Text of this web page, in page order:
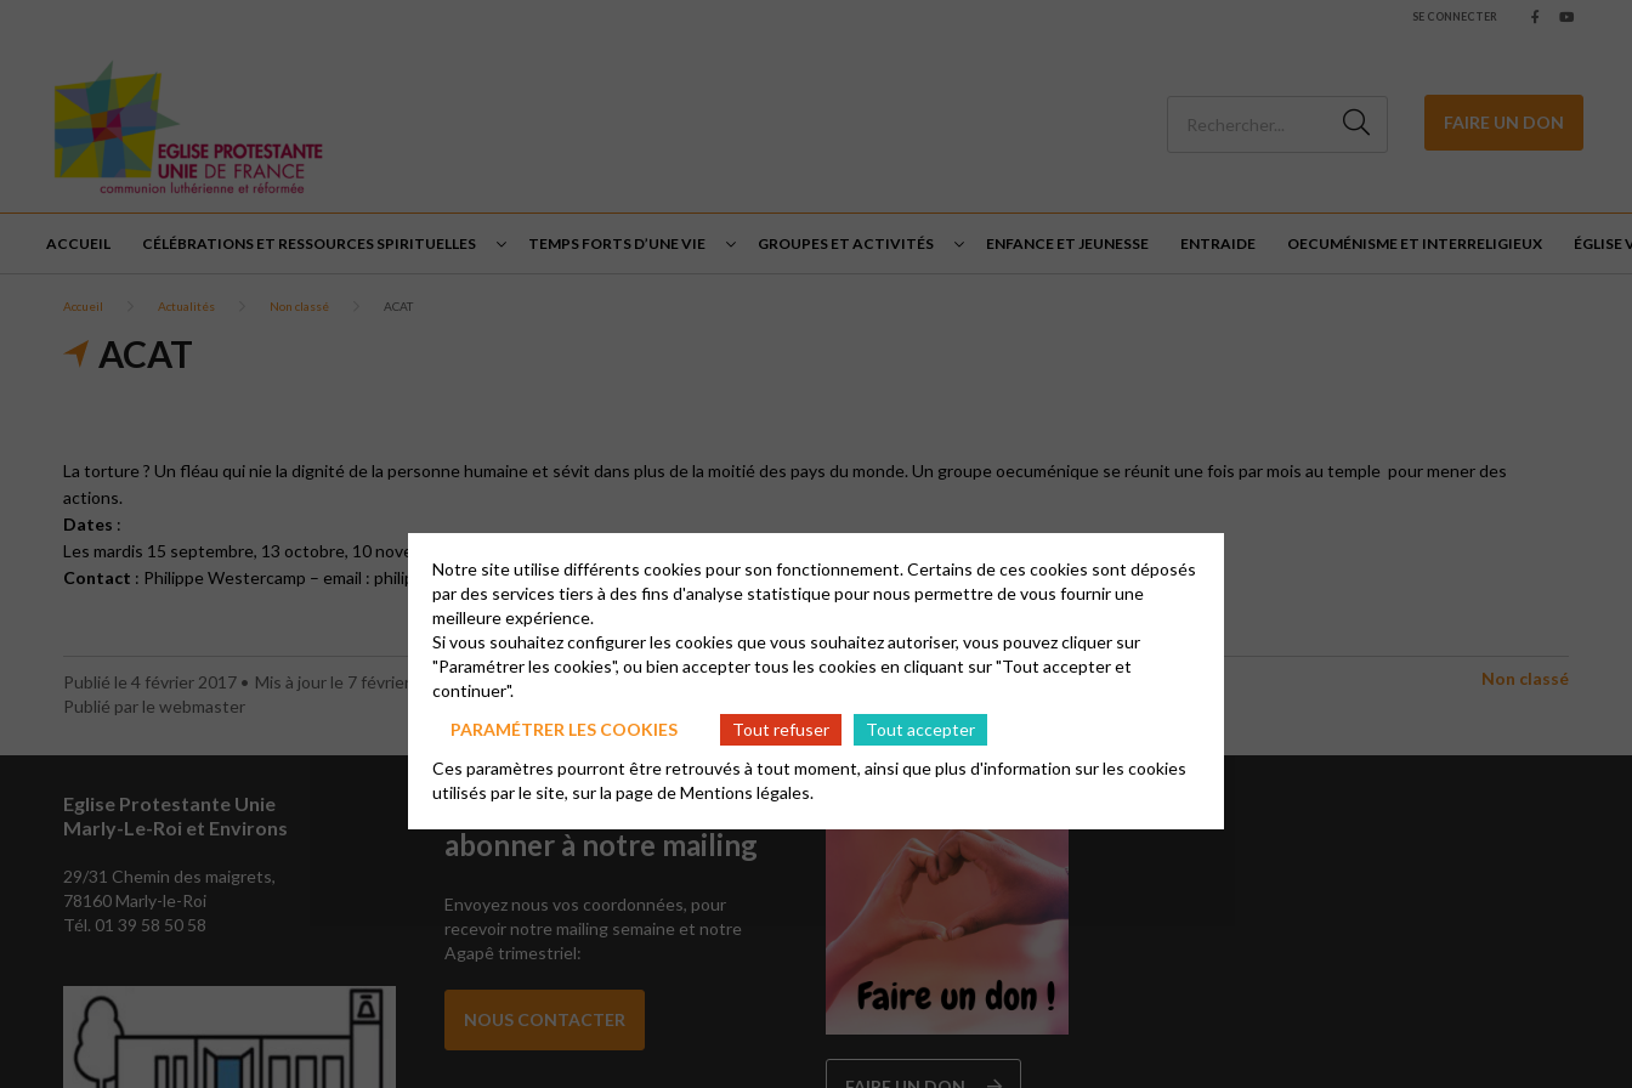
SE CONNECTER
FAIRE UN DON
ACCUEIL CÉLÉBRATIONS ET RESSOURCES SPIRITUELLES TEMPS FORTS D’UNE VIE GROUPES ET ACTIVITÉS ENFANCE ET JEUNESSE ENTRAIDE OECUMÉNISME ET INTERRELIGIEUX ÉGLISE
Accueil Actualités Non classé ACAT
ACAT
La torture ? Un fléau qui nie la dignité de la personne humaine et sévit dans plus de la moitié des pays du monde. Un groupe oecuménique se réunit une fois par mois au temple pour mener des
actions.
Dates :
Les mardis 15 septembre, 13 octobre, 10 novembre, 15 décembre, 12 janvier, 21 février, 15 mars, 12 avril, 17 mai, 14 juin de 17 à 19 heures. Salle Cana
Contact : Philippe Westercamp – email : philippe.westercamp@wanadoo.fr
Publié le 4 février 2017
Mis à jour le 7 février 2018
Publié par le webmaster
Non classé
Eglise Protestante Unie
Marly-Le-Roi et Environs
29/31 Chemin des maigrets,
78160 Marly-le-Roi
Tél. 01 39 58 50 58
Vous souhaitez vous
abonner à notre mailing
Envoyez nous vos coordonnées, pour
recevoir notre mailing semaine et notre
Agapê trimestriel:
NOUS CONTACTER
Notre site utilise différents cookies pour son fonctionnement. Certains de ces cookies sont déposés
par des services tiers à des fins d'analyse statistique pour nous permettre de vous fournir une
meilleure expérience.
Si vous souhaitez configurer les cookies que vous souhaitez autoriser, vous pouvez cliquer sur
"Paramétrer les cookies", ou bien accepter tous les cookies en cliquant sur "Tout accepter et
continuer".
PARAMÉTRER LES COOKIES
Tout refuser
Tout accepter
Ces paramètres pourront être retrouvés à tout moment, ainsi que plus d'information sur les cookies
utilisés par le site, sur la page deMentions légales.